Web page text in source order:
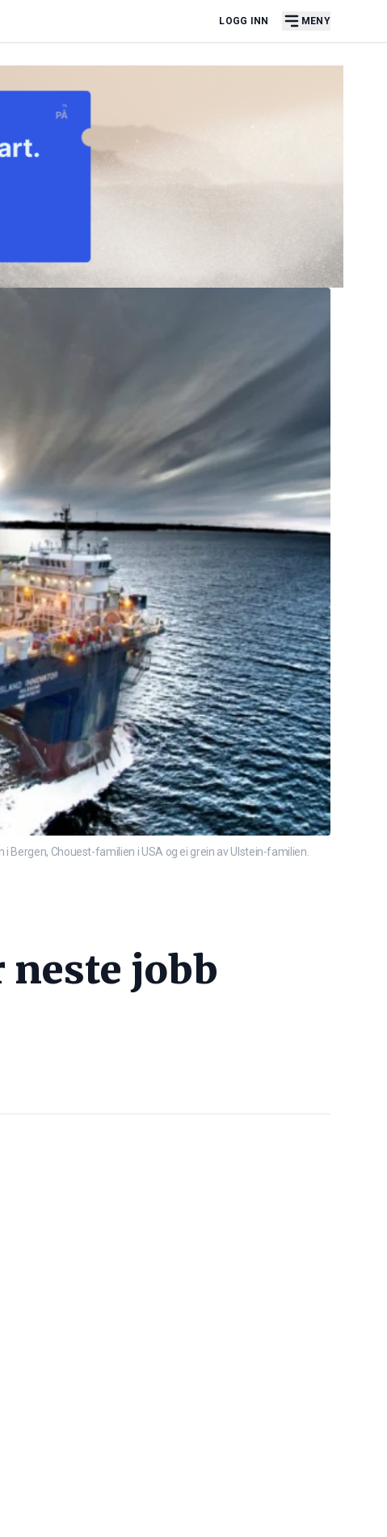
LOGG INN MENY
Bergen, Chouest-familien i USA og ei grein av Ulstein-familien.
jobb